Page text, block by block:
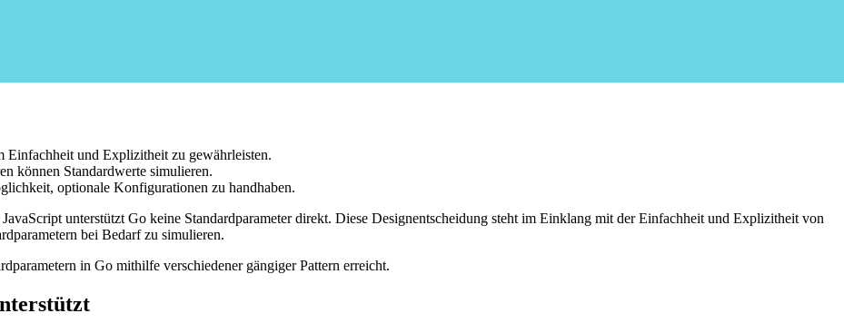
Einfachheit und Explizitheit zu gewährleisten.
können Standardwerte simulieren.
optionale Konfigurationen zu handhaben.
unterstützt Go keine Standardparameter direkt. Diese Designentscheidung steht im Einklang mit der Einfachheit und Explizitheit von
bei Bedarf zu simulieren.
in Go mithilfe verschiedener gängiger Pattern erreicht.